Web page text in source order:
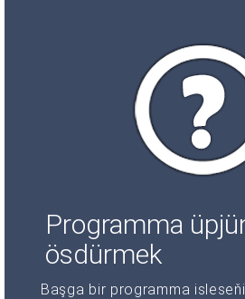
Programma
ösdürmek
Başga bir programma